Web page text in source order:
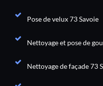
Pose de velux 73 Savoie
Nettoyage et pose de
Nettoyage de façade 73